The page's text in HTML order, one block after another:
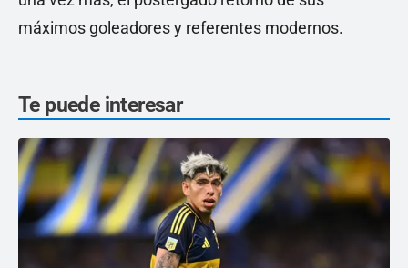
máximos goleadores y referentes modernos.
Te puede interesar